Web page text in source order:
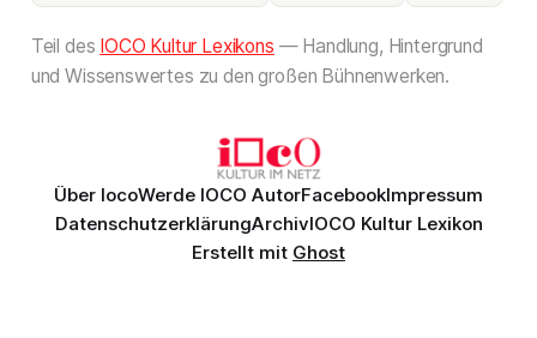
Teil des IOCO Kultur Lexikons — Handlung, Hintergrund
und Wissenswertes zu den großen Bühnenwerken.
Über IocoWerde IOCO AutorFacebookImpressum
DatenschutzerklärungArchivIOCO Kultur Lexikon
Erstellt mit Ghost